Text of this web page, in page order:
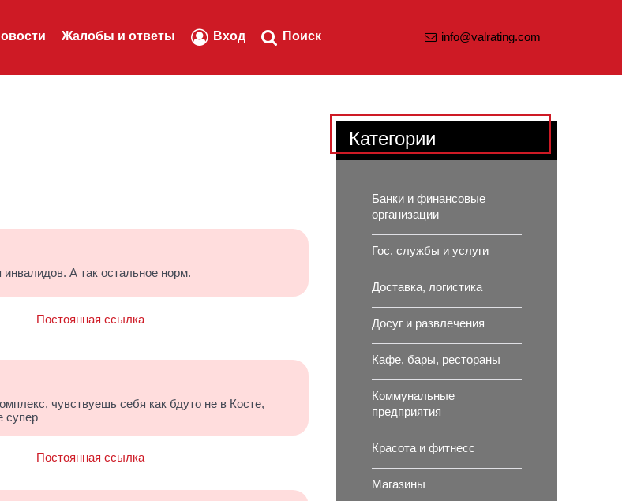
Жалобы и ответы Вход Поиск info@valrating.com
А так остальное норм.
Постоянная ссылка
чувствуешь себя как бдуто не в Косте,
супер
Постоянная ссылка
Категории
Банки и финансовые
организации
Гос. службы и услуги
Доставка, логистика
Досуг и развлечения
Кафе, бары, рестораны
Коммунальные
предприятия
Красота и фитнесс
Магазины